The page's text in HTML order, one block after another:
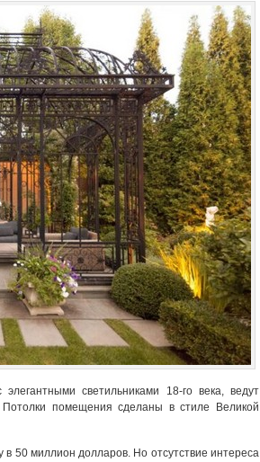
светильниками 18-го века, ведут
помещения сделаны в стиле Великой
50 миллион долларов. Но отсутствие интереса